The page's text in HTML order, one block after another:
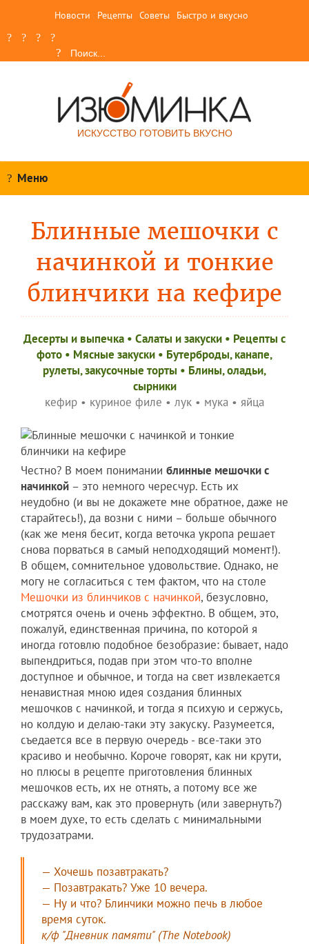
Новости Рецепты Советы Быстро и вкусно
ИСКУССТВО ГОТОВИТЬ ВКУСНО
Меню
Блинные мешочки с
начинкой и тонкие
блинчики на кефире
Десерты и выпечка • Салаты и закуски • Рецепты c
фото • Мясные закуски • Бутерброды, канапе,
рулеты, закусочные торты • Блины, оладьи,
сырники
кефир • куриное филе • лук • мука • яйца
Честно? В моем понимании блинные мешочки с
начинкой – это немного чересчур. Есть их
неудобно (и вы не докажете мне обратное, даже не
старайтесь!), да возни с ними – больше обычного
(как же меня бесит, когда веточка укропа решает
снова порваться в самый неподходящий момент!).
В общем, сомнительное удовольствие. Однако, не
могу не согласиться с тем фактом, что на столе
Мешочки из блинчиков с начинкой, безусловно,
смотрятся очень и очень эффектно. В общем, это,
пожалуй, единственная причина, по которой я
иногда готовлю подобное безобразие: бывает, надо
выпендриться, подав при этом что-то вполне
доступное и обычное, и тогда на свет извлекается
ненавистная мною идея создания блинных
мешочков с начинкой, и тогда я психую и сержусь,
но колдую и делаю-таки эту закуску. Разумеется,
съедается все в первую очередь - все-таки это
красиво и необычно. Короче говорят, как ни крути,
но плюсы в рецепте приготовления блинных
мешочков есть, их не отнять, а потому все же
расскажу вам, как это провернуть (или завернуть?)
в моем духе, то есть сделать с минимальными
трудозатрами.
— Хочешь позавтракать?
— Позавтракать? Уже 10 вечера.
— Ну и что? Блинчики можно печь в любое
время суток.
к/ф "Дневник памяти" (The Notebook)